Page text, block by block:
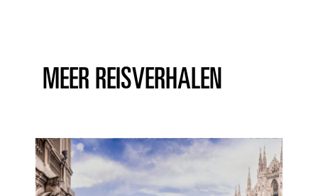
MEER REISVERHALEN